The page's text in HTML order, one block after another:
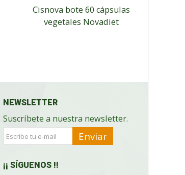
Cisnova bote 60 cápsulas
vegetales Novadiet
NEWSLETTER
Suscríbete a nuestra newsletter.
Enviar
¡¡ SÍGUENOS !!